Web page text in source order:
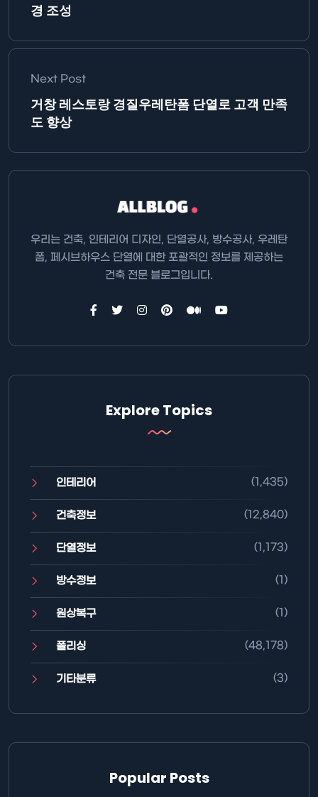
경 조성
Next Post
거창 레스토랑 경질우레탄폼 단열로 고객 만족
도 향상
우리는 건축, 인테리어 디자인, 단열공사, 방수공사, 우레탄
폼, 페시브하우스 단열에 대한 포괄적인 정보를 제공하는
건축 전문 블로그입니다.
Explore Topics
인테리어 (1,435)
건축정보 (12,840)
단열정보 (1,173)
방수정보 (1)
원상복구 (1)
폴리싱 (48,178)
기타분류 (3)
Popular Posts